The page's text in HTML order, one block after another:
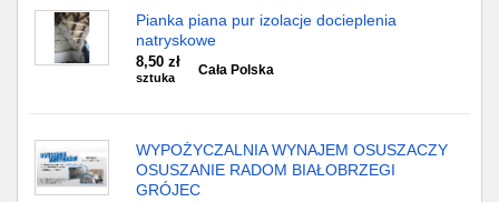
Pianka piana pur izolacje docieplenia
natryskowe
8,50 zł
sztuka
Cała Polska
WYPOŻYCZALNIA WYNAJEM OSUSZACZY
OSUSZANIE RADOM BIAŁOBRZEGI
GRÓJEC